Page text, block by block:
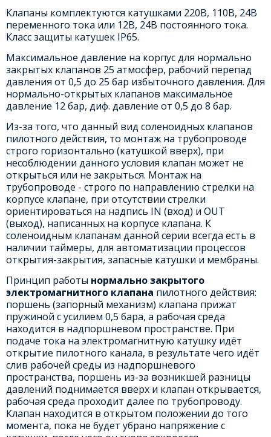
Клапаны комплектуются катушками 220В, 110В, 24В
переменного тока или 12В, 24В постоянного тока.
Класс защиты катушек IP65.
Максимальное давление на корпус для нормально
закрытых клапанов 25 атмосфер, рабочий перепад
давления от 0,5 до 25 бар избыточного давления. Для
нормально-открытых клапанов максимальное
давление 12 бар, диф. давление от 0,5 до 8 бар.
Из-за того, что данный вид соленоидных клапанов
пилотного действия, то монтаж на трубопроводе
строго горизонтально (катушкой вверх), при
несоблюдении данного условия клапан может не
открыться или не закрыться. Монтаж на
трубопроводе - строго по направлению стрелки на
корпусе клапане, при отсутствии стрелки
ориентироваться на надпись IN (вход) и OUT
(выход), написанных на корпусе клапана. К
соленоидным клапанам данной серии всегда есть в
наличии таймеры, для автоматизации процессов
открытия-закрытия, запасные катушки и мембраны.
Принцип работы нормально закрытого
электромагнитного клапана пилотного действия:
поршень (запорный механизм) клапана прижат
пружиной с усилием 0,5 бара, а рабочая среда
находится в надпоршневом пространстве. При
подаче тока на электромагнитную катушку идёт
открытие пилотного канала, в результате чего идёт
слив рабочей среды из надпоршневого
пространства, поршень из-за возникшей разницы
давлений поднимается вверх и клапан открывается,
рабочая среда проходит далее по трубопроводу.
Клапан находится в открытом положении до того
момента, пока не будет убрано напряжение с